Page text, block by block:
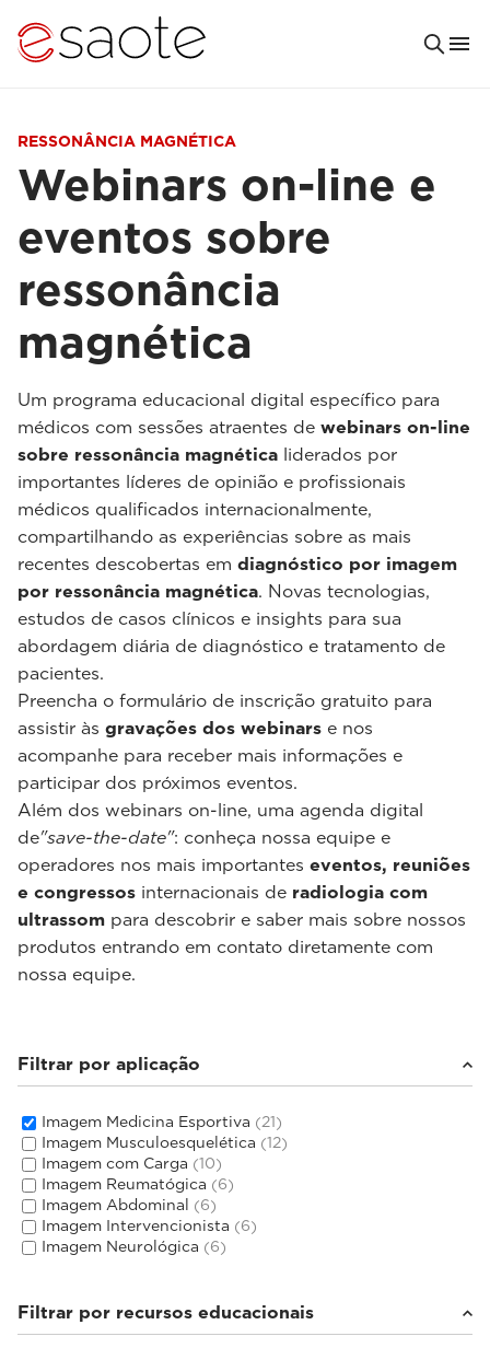
RESSONÂNCIA MAGNÉTICA
Webinars on-line e
eventos sobre
ressonância
magnética
Um programa educacional digital específico para
médicos com sessões atraentes de webinars on-line
sobre ressonância magnética liderados por
importantes líderes de opinião e profissionais
médicos qualificados internacionalmente,
compartilhando as experiências sobre as mais
recentes descobertas em diagnóstico por imagem
por ressonância magnética. Novas tecnologias,
estudos de casos clínicos e insights para sua
abordagem diária de diagnóstico e tratamento de
pacientes.
Preencha o formulário de inscrição gratuito para
assistir às gravações dos webinars e nos
acompanhe para receber mais informações e
participar dos próximos eventos.
Além dos webinars on-line, uma agenda digital
de"save-the-date": conheça nossa equipe e
operadores nos mais importantes eventos, reuniões
e congressos internacionais de radiologia com
ultrassom para descobrir e saber mais sobre nossos
produtos entrando em contato diretamente com
nossa equipe.
Filtrar por aplicação
Imagem Medicina Esportiva (21)
Imagem Musculoesquelética (12)
Imagem com Carga (10)
Imagem Reumatógica (6)
Imagem Abdominal (6)
Imagem Intervencionista (6)
Imagem Neurológica (6)
Filtrar por recursos educacionais